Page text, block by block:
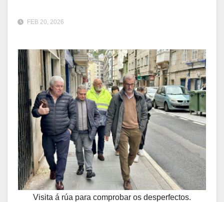
FEB 20, 2026
Visita á rúa para comprobar os desperfectos.